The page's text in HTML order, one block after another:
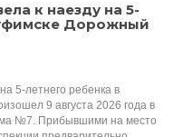
к наезду на 5-
Дорожный
5-летнего ребенка в
9 августа 2026 года в
№7. Прибывшими на место